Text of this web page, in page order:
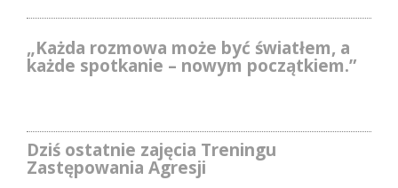
„Każda rozmowa może być światłem, a
każde spotkanie – nowym początkiem.”
Dziś ostatnie zajęcia Treningu
Zastępowania Agresji